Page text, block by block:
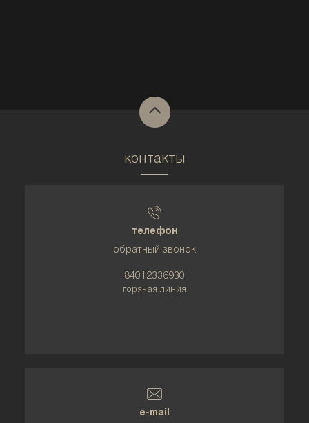
контакты
телефон
обратный звонок
84012336930
горячая линия
e-mail